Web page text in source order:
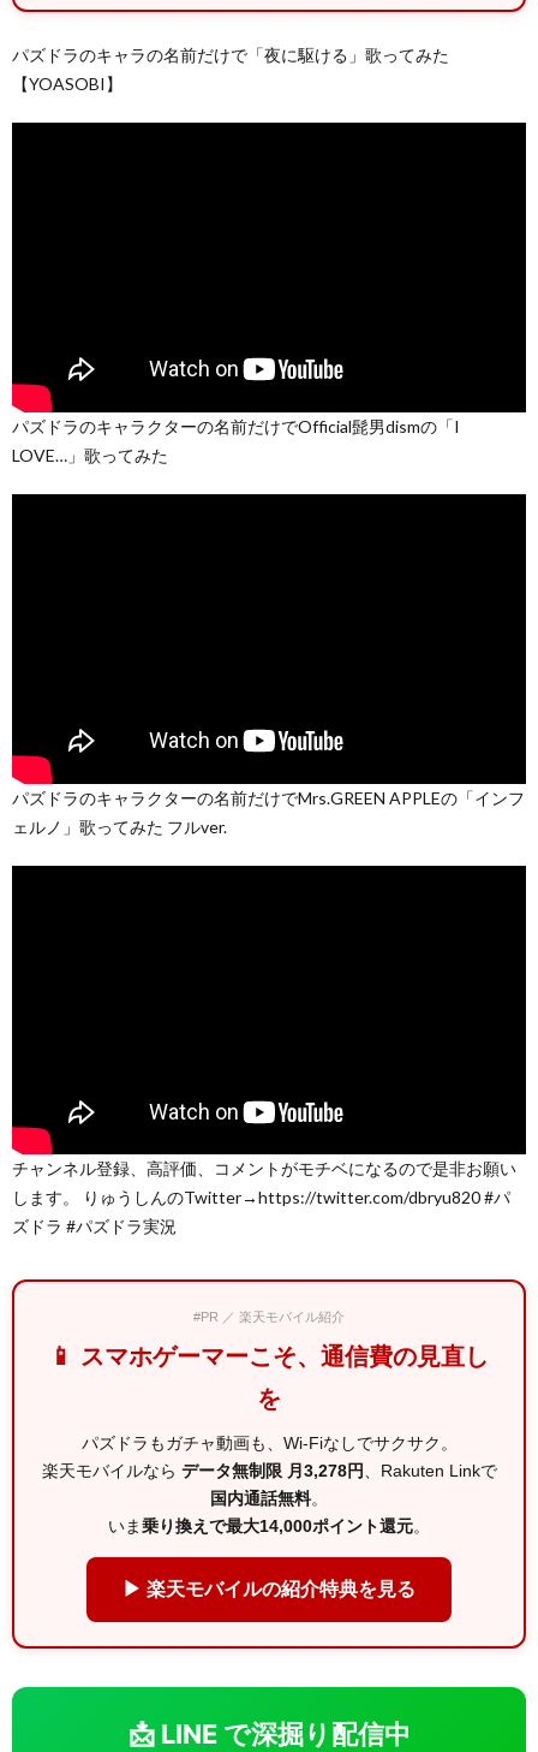
パズドラのキャラの名前だけで「夜に駆ける」歌ってみた
【YOASOBI】
パズドラのキャラクターの名前だけでOfficial髭男dismの「I
LOVE…」歌ってみた
パズドラのキャラクターの名前だけでMrs.GREEN APPLEの「インフ
ェルノ」歌ってみた フルver.
チャンネル登録、高評価、コメントがモチベになるので是非お願い
します。 りゅうしんのTwitter→https://twitter.com/dbryu820 #パ
ズドラ #パズドラ実況
#PR ／ 楽天モバイル紹介
📱 スマホゲーマーこそ、通信費の見直し
を
パズドラもガチャ動画も、Wi-Fiなしでサクサク。
楽天モバイルなら データ無制限 月3,278円、Rakuten Linkで
国内通話無料。
いま乗り換えで最大14,000ポイント還元。
▶ 楽天モバイルの紹介特典を見る
📩 LINE で深掘り配信中